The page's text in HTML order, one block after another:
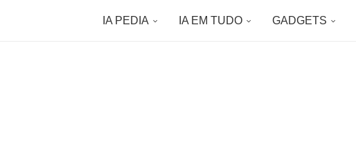
IA PEDIA IA EM TUDO GADGETS